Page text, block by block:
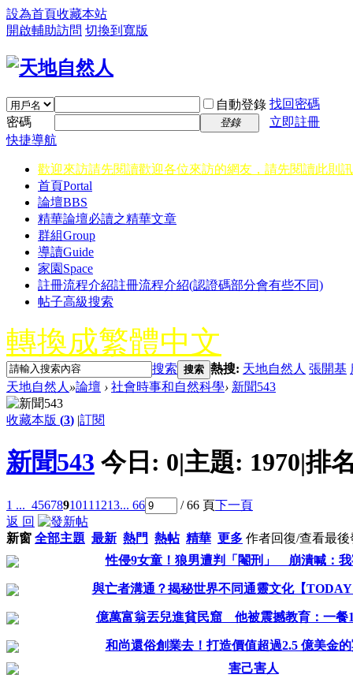
設為首頁收藏本站
開啟輔助訪問 切換到寬版
自動登錄 找回密碼
密碼
登錄
立即註冊
快捷導航
歡迎來訪請先閱讀歡迎各位來訪的網友，請先閱讀此則
首頁Portal
論壇BBS
精華論壇必讀之精華文章
群組Group
導讀Guide
家園 Space
註冊流程介紹註冊流程介紹(認證碼部分會有些不同)
帖子高級搜索
轉換成繁體中文
搜索 搜索 熱搜: 天地自然人 張開基
天地自然人 »論壇 › 社會時事和自然科學› 新聞543
收藏本版 (3) |訂閱
新聞543 今日: 0|主題: 1970|排
1 ... 4567891011 1213... 66 / 66 頁下一頁
返 回
新窗 全部主題 最新 熱門 熱帖 精華 更多 作者回復/查看最後
性侵9女童！狼男遭判「閹刑」 崩潰喊：我
與亡者溝通？揭秘世界不同通靈文化【
億萬富翁丟兒進貧民窟 他被震撼教育：一餐
和尚還俗創業去！打造價值超過2.5 億美金
害己害人